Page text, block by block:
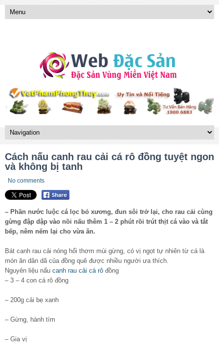
Cách nấu canh rau cải cá rô đồng tuyệt ngon
và không bị tanh
No comments
– Phần nước luộc cá lọc bỏ xương, đun sôi trở lại, cho rau cải cùng
gừng đập dập vào nồi nấu thêm 1 – 2 phút rồi trút thịt cá vào và tắt
bếp, nêm nếm lại cho vừa ăn.
Bát canh rau cải nóng hổi thơm mùi gừng, có vị ngọt tự nhiên từ cá là
món ăn dân dã của đồng quê được nhiều người ưa thích.
Nguyên liệu nấu canh rau cải cá rô đồng
– 3 – 4 con cá rô đồng
– 200g cải bẹ xanh
– Gừng, hành tím
– Gia vị